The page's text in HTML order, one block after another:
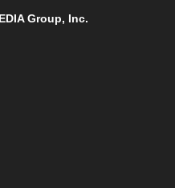
Group, Inc.